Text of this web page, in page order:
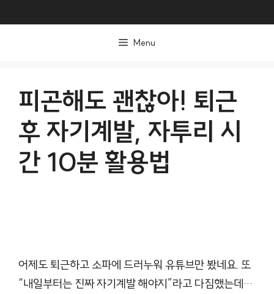
Menu
피곤해도 괜찮아! 퇴근
후 자기계발, 자투리 시
간 10분 활용법
어제도 퇴근하고 소파에 드러누워 유튜브만 봤네요. 또
“내일부터는 진짜 자기계발 해야지”라고 다짐했는데…